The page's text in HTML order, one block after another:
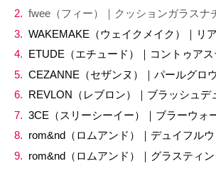
fwee（フィー）｜クッションガラスナ
WAKEMAKE（ウェイクメイク）｜リ
ETUDE（エチュード）｜コントゥアス
CEZANNE（セザンヌ）｜パールグロ
REVLON（レブロン）｜ブラッシュデ
3CE（スリーシーイー）｜ブラーウォ
rom&nd（ロムアンド）｜デュイフル
rom&nd（ロムアンド）｜グラスティ